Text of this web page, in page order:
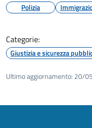
Polizia
Categorie:
Giustizia e sicurezza
Ultimo aggiornamento: 20/